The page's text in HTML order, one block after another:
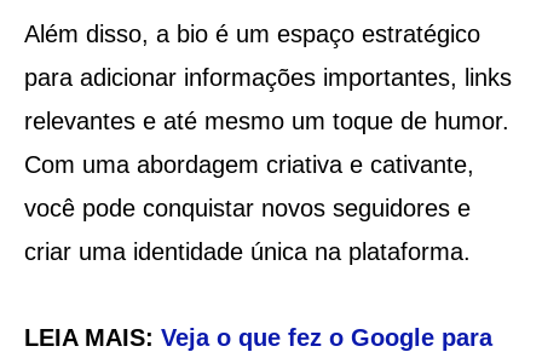
Além disso, a bio é um espaço estratégico
para adicionar informações importantes, links
relevantes e até mesmo um toque de humor.
Com uma abordagem criativa e cativante,
você pode conquistar novos seguidores e
criar uma identidade única na plataforma.
LEIA MAIS: Veja o que fez o Google para